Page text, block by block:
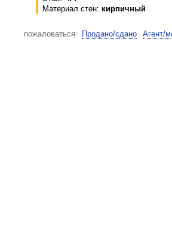
Материал стен: кирпичный
пожаловаться: Продано/сдано Агент/